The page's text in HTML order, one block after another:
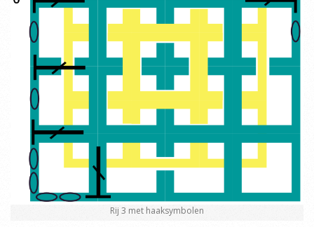
Rij 3 met haaksymbolen